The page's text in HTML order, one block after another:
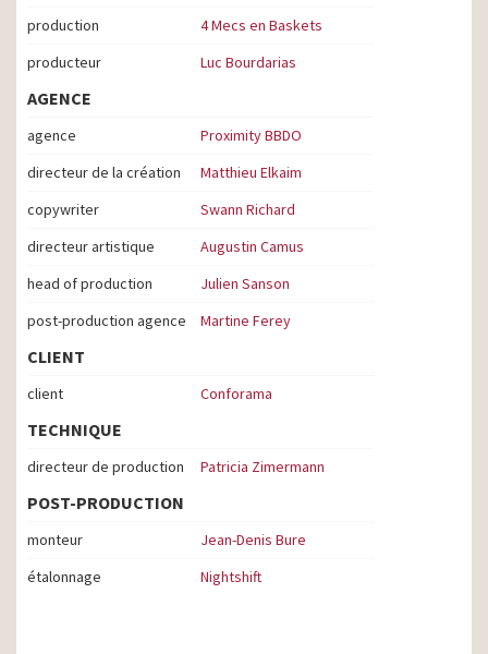
production
4 Mecs en Baskets
producteur
Luc Bourdarias
AGENCE
agence
Proximity BBDO
directeur de la création
Matthieu Elkaim
copywriter
Swann Richard
directeur artistique
Augustin Camus
head of production
Julien Sanson
post-production agence
Martine Ferey
CLIENT
client Conforama
TECHNIQUE
directeur de production Patricia Zimermann
POST-PRODUCTION
monteur
Jean-Denis Bure
étalonnage
Nightshift